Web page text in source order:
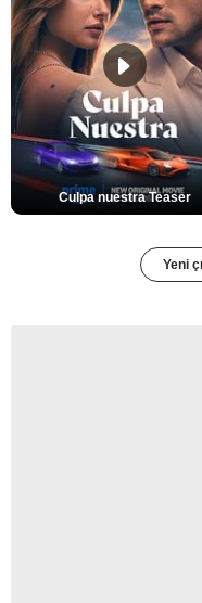
Culpa nuestra Teaser
Yeni